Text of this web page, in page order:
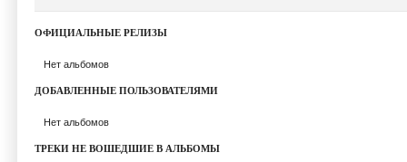
ОФИЦИАЛЬНЫЕ РЕЛИЗЫ
Нет альбомов
ДОБАВЛЕННЫЕ ПОЛЬЗОВАТЕЛЯМИ
Нет альбомов
ТРЕКИ НЕ ВОШЕДШИЕ В АЛЬБОМЫ